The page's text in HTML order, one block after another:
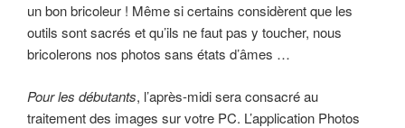
un bon bricoleur ! Même si certains considèrent que les
outils sont sacrés et qu’ils ne faut pas y toucher, nous
bricolerons nos photos sans états d’âmes …
Pour les débutants, l’après-midi sera consacré au
traitement des images sur votre PC. L’application Photos